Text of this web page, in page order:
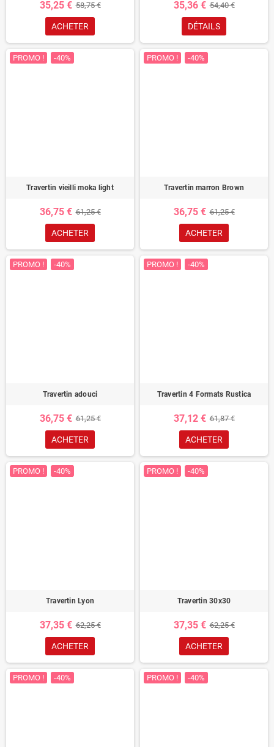
35,25 € 58,75 €
ACHETER
35,36 € 54,40 €
DÉTAILS
PROMO ! -40%
Travertin vieilli moka light
36,75 € 61,25 €
ACHETER
PROMO ! -40%
Travertin marron Brown
36,75 € 61,25 €
ACHETER
PROMO ! -40%
Travertin adouci
36,75 € 61,25 €
ACHETER
PROMO ! -40%
Travertin 4 Formats Rustica
37,12 € 61,87 €
ACHETER
PROMO ! -40%
Travertin Lyon
37,35 € 62,25 €
ACHETER
PROMO ! -40%
Travertin 30x30
37,35 € 62,25 €
ACHETER
PROMO ! -40% PROMO ! -40%